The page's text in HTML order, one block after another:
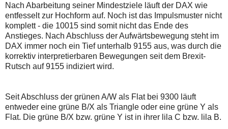
auch
Verstösse
gegen
die
Netiquette
oder
ein
Missbrauch
der
Bitte
überprüfen
Sie
Ihre
Alternativ
sind
die
Post
auch
auf
der
Plattform
wallstreet-
Nach Abarbeitung seiner Mindestziele läuft der DAX wie
entfesselt zur Hochform auf. Noch ist das Impulsmuster nicht
komplett - die 10015 sind somit nicht das Ende des
Anstieges. Nach Abschluss der Aufwärtsbewegung steht im
DAX immer noch ein Tief unterhalb 9155 aus, was durch die
korrektiv interpretierbaren Bewegungen seit dem Brexit-
Rutsch auf 9155 indiziert wird.
Seit Abschluss der grünen A/W als Flat bei 9300 läuft
entweder eine grüne B/X als Triangle oder eine grüne Y als
Flat. Die grüne B/X bzw. grüne Y ist in ihrer lila C bzw. lila B.